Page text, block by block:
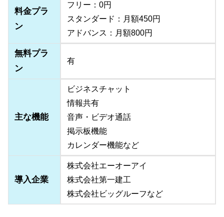
料金プラ
ン
フリー：0円
スタンダード：月額450円
アドバンス：月額800円
無料プラ
ン
有
主な機能
ビジネスチャット
情報共有
音声・ビデオ通話
掲示板機能
カレンダー機能など
導入企業
株式会社エーオーアイ
株式会社第一建工
株式会社ビッグルーフなど